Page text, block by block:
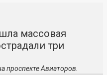
массовая
три
проспекте Авиаторов.